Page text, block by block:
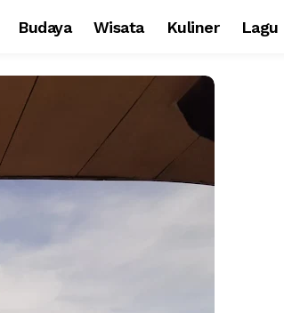
Budaya Wisata Kuliner Lagu